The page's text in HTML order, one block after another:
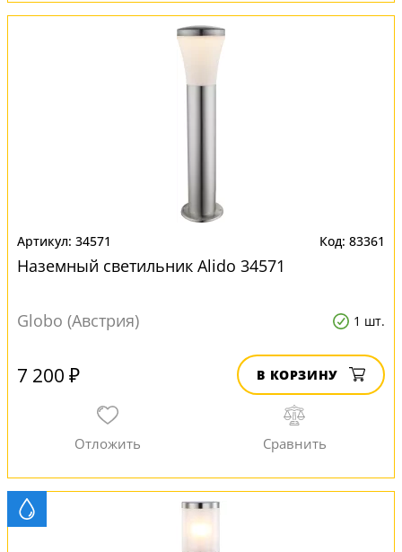
34571 83361
Наземный светильник Alido 34571
Globo (Австрия) 1 шт.
7 200 ₽ В КОРЗИНУ